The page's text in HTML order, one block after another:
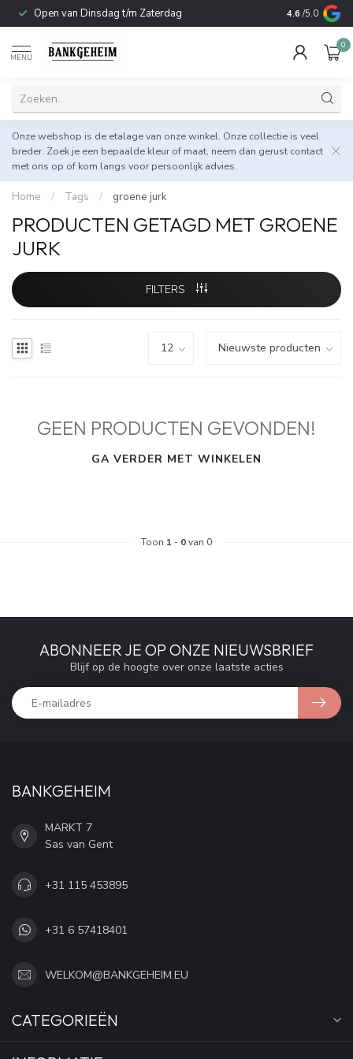
Open van Dinsdag t/m Zaterdag Duurzame &
4.6 /5.0
MENU
0
Onze webshop is de etalage van onze winkel. Onze collectie is veel
breder. Zoek je een bepaalde kleur of maat, neem dan gerust contact
met ons op of kom langs voor persoonlijk advies.
Home / Tags / groene jurk
PRODUCTEN GETAGD MET GROENE
JURK
FILTERS
GEEN PRODUCTEN GEVONDEN!
GA VERDER MET WINKELEN
Toon 1 - 0van 0
ABONNEER JE OP ONZE NIEUWSBRIEF
Blijf op de hoogte over onze laatste acties
BANKGEHEIM
MARKT 7
Sas van Gent
+31 115 453895
+31 6 57418401
WELKOM@BANKGEHEIM.EU
CATEGORIEËN